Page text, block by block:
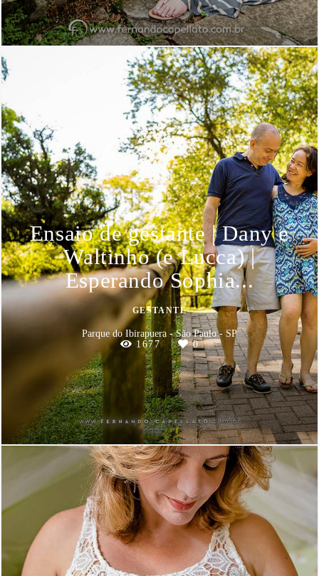
Ensaio de gestante | Dany e
Waltinho (e Lucca) |
Esperando Sophia...
GESTANTE
Parque do Ibirapuera - São Paulo - SP
1677
0